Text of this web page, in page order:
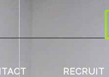
RECRUIT